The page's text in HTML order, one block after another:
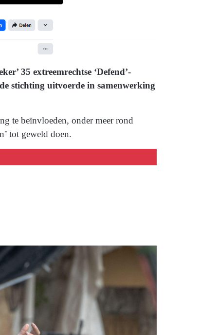
35 extreemrechtse ‘Defend’-
stichting uitvoerde in samenwerking
te beïnvloeden, onder meer rond
tot geweld doen.